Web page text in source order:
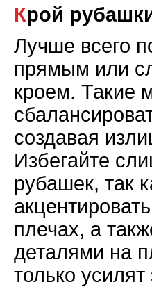
Крой
Лучше всего
прямым или
кроем. Такие
создавая
Избегайте
рубашек, так
плечах, а
деталями на
только